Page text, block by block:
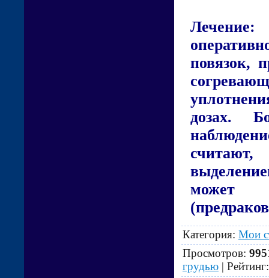
повязок,
дозах.
может
Категория: Мои
Просмотров:
грудью | Рейтинг